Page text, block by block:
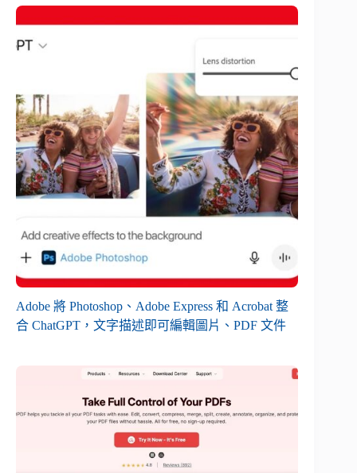
Adobe 將 Photoshop、Adobe Express 和 Acrobat 整
合 ChatGPT，文字描述即可編輯圖片、PDF 文件